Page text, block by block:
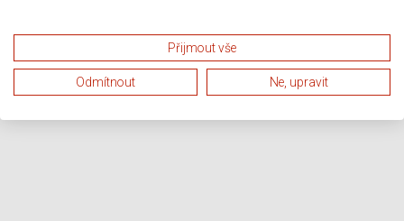
Přijmout vše
Odmítnout Ne, upravit